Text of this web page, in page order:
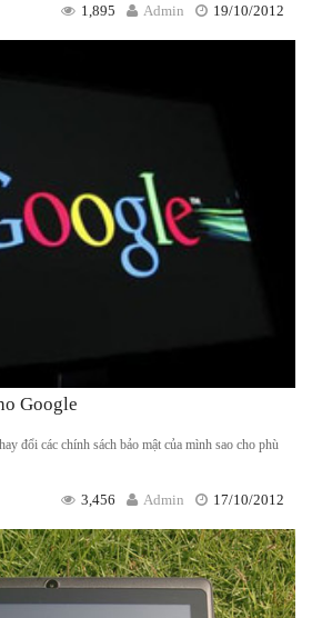
19/10/2012
Admin
1,895
Google
đổi các chính sách bảo mật của mình sao cho phù
17/10/2012
Admin
3,456